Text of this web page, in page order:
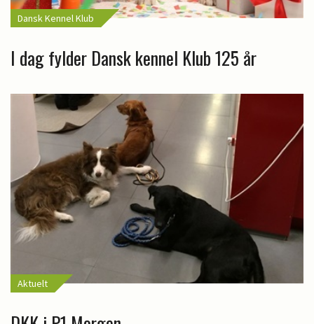
Dansk Kennel Klub
I dag fylder Dansk kennel Klub 125 år
Aktuelt